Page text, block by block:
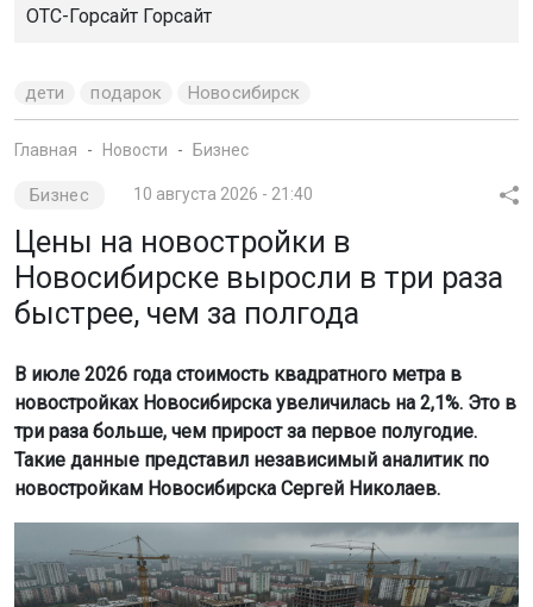
ОТС-Горсайт Горсайт
дети подарок Новосибирск
Главная Новости Бизнес
Бизнес 10 августа 2026 - 21:40
Цены на новостройки в
Новосибирске выросли в три раза
быстрее, чем за полгода
В июле 2026 года стоимость квадратного метра в
новостройках Новосибирска увеличилась на 2,1%. Это в
три раза больше, чем прирост за первое полугодие.
Такие данные представил независимый аналитик по
новостройкам Новосибирска Сергей Николаев.